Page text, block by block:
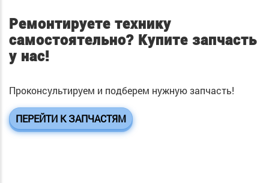
Ремонтируете технику
самостоятельно? Купите запчасть
у нас!
Проконсультируем и подберем нужную запчасть!
ПЕРЕЙТИ К ЗАПЧАСТЯМ